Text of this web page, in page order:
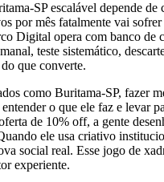
SP escalável depende
por mês fatalmente vai
Digital opera com banco de
teste sistemático,
que converte.
como Buritama-SP, fazer
o que ele faz e levar
de 10% off, a gente
ele usa criativo
social real. Esse jogo de
experiente.